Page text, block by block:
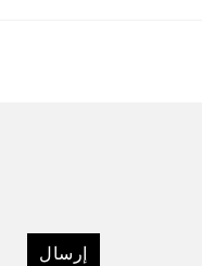
إرسال